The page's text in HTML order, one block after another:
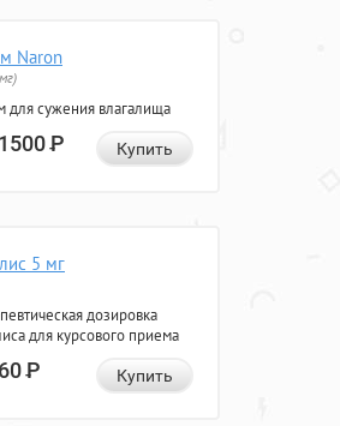
Naron
для сужения влагалища
Р Купить
5 мг
дозировка
для курсового приема
Р Купить